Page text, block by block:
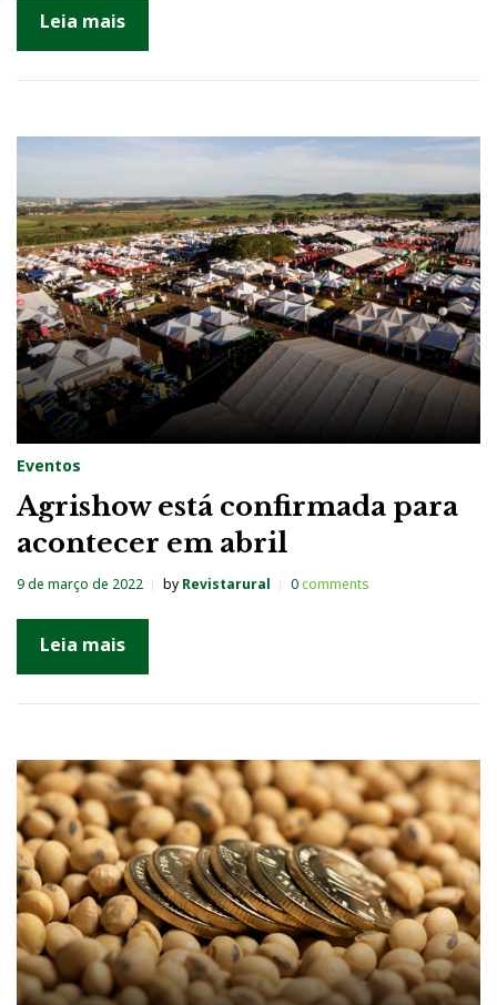
Leia mais
Eventos
Agrishow está confirmada para
acontecer em abril
9 de março de 2022 by Revistarural 0comments
Leia mais